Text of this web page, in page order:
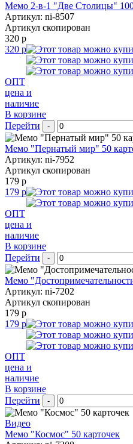
Мемо 2-в-1 "Две Столицы" 100
Артикул: ni-8507
Артикул скопирован
320 р
320 р
ОПТ
цена и
наличие
В корзине
Перейти
-
Мемо "Пернатый мир" 50
Артикул: ni-7952
Артикул скопирован
179 р
179 р
ОПТ
цена и
наличие
В корзине
Перейти
-
Мемо
Артикул: ni-7202
Артикул скопирован
179 р
179 р
ОПТ
цена и
наличие
В корзине
Перейти
-
Видео
Мемо "Космос" 50 карточек